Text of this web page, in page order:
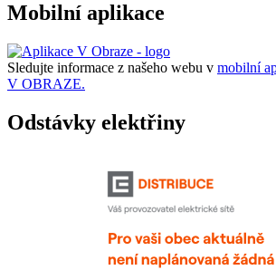
Mobilní aplikace
Sledujte informace z našeho webu v mobilní
V OBRAZE.
Odstávky elektřiny